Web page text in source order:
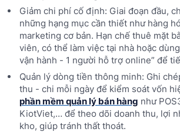
Giảm chi phí cố định: Giai đoạn đầu,
những hạng mục cần thiết như hàng
marketing cơ bản. Hạn chế thuê mặt
viên, có thể làm việc tại nhà hoặc
vận hành - 1 người hỗ trợ online” để
Quản lý dòng tiền thông minh: Ghi
thu - chi mỗi ngày để kiểm soát vốn
phần mềm quản lý bán hàng như
KiotViet,… để theo dõi doanh thu, lợi
kho, giúp tránh thất thoát.